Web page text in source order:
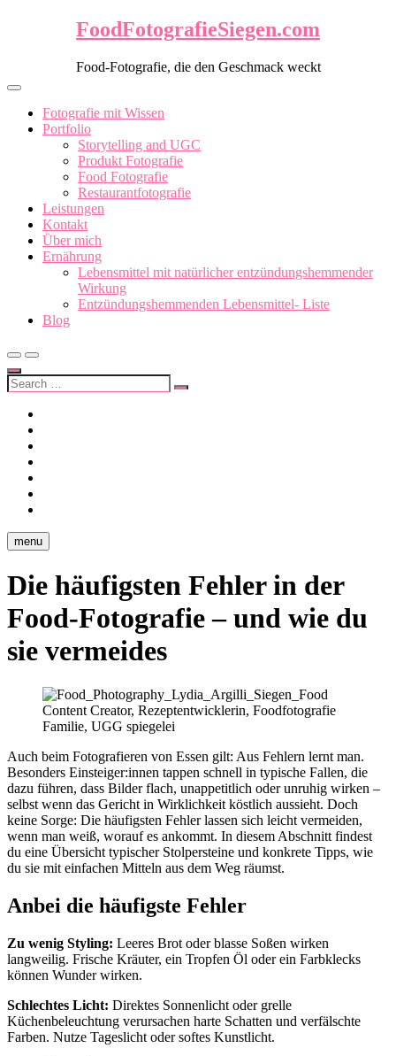
FoodFotografieSiegen.com
Food-Fotografie, die den Geschmack weckt
Fotografie mit Wissen
Portfolio
Storytelling and UGC
Produkt Fotografie
Food Fotografie
Restaurantfotografie
Leistungen
Kontakt
Über mich
Ernährung
Lebensmittel mit natürlicher entzündungshemmender
Wirkung
Entzündungshemmenden Lebensmittel- Liste
Blog
Search
…
menu
Die häufigsten Fehler in der
Food-Fotografie – und wie du
sie vermeides
Auch beim Fotografieren von Essen gilt: Aus Fehlern lernt man.
Besonders Einsteiger:innen tappen schnell in typische Fallen, die
dazu führen, dass Bilder flach, unappetitlich oder unruhig wirken –
selbst wenn das Gericht in Wirklichkeit köstlich aussieht. Doch
keine Sorge: Die häufigsten Fehler lassen sich leicht vermeiden,
wenn man weiß, worauf es ankommt. In diesem Abschnitt findest
du eine Übersicht typischer Stolpersteine und konkrete Tipps, wie
du sie mit einfachen Mitteln aus dem Weg räumst.
Anbei die häufigste Fehler
Zu wenig Styling: Leeres Brot oder blasse Soßen wirken
langweilig. Frische Kräuter, ein Tropfen Öl oder ein Farbklecks
können Wunder wirken.
Schlechtes Licht: Direktes Sonnenlicht oder grelle
Küchenbeleuchtung verursachen harte Schatten und verfälschte
Farben. Nutze Tageslicht oder softes Kunstlicht.